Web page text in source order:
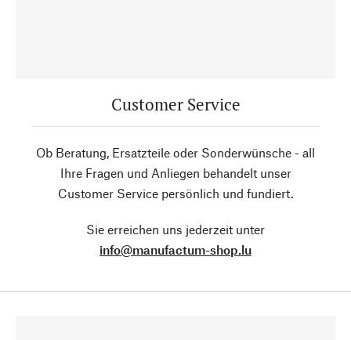
Customer Service
Ob Beratung, Ersatzteile oder Sonderwünsche - all
Ihre Fragen und Anliegen behandelt unser
Customer Service persönlich und fundiert.
Sie erreichen uns jederzeit unter
info@manufactum-shop.lu